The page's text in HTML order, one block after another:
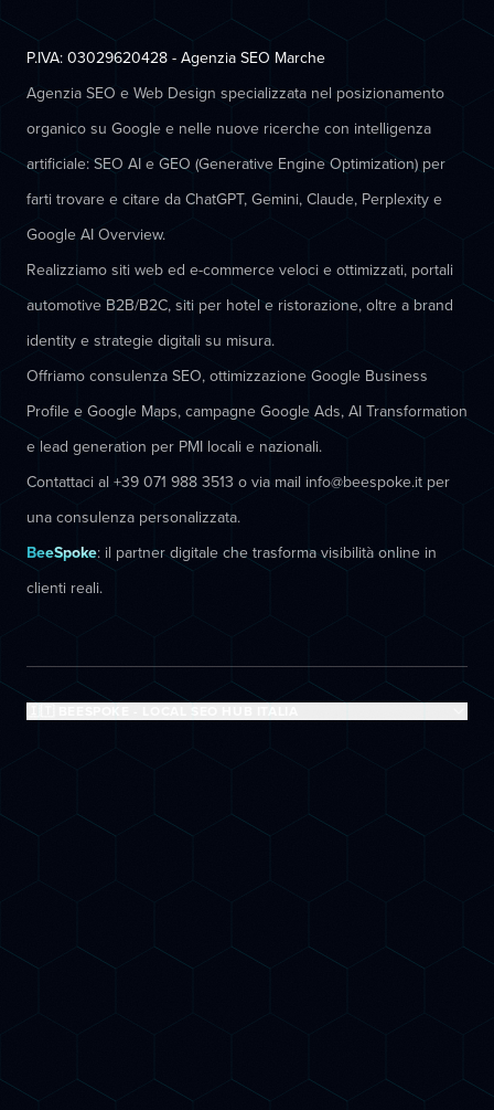
P.IVA: 03029620428 - Agenzia SEO Marche
Agenzia SEO e Web Design specializzata nel posizionamento
organico su Google e nelle nuove ricerche con intelligenza
artificiale: SEO AI e GEO (Generative Engine Optimization) per
farti trovare e citare da ChatGPT, Gemini, Claude, Perplexity e
Google AI Overview.
Realizziamo siti web ed e-commerce veloci e ottimizzati, portali
automotive B2B/B2C, siti per hotel e ristorazione, oltre a brand
identity e strategie digitali su misura.
Offriamo consulenza SEO, ottimizzazione Google Business
Profile e Google Maps, campagne Google Ads, AI Transformation
e lead generation per PMI locali e nazionali.
Contattaci al +39 071 988 3513 o via mail info@beespoke.it per
una consulenza personalizzata.
BeeSpoke: il partner digitale che trasforma visibilità online in
clienti reali.